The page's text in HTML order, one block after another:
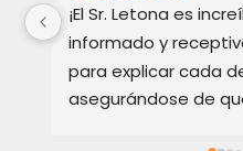
¡El Sr. Letona es
informado y
para explicar cada
asegurándose de